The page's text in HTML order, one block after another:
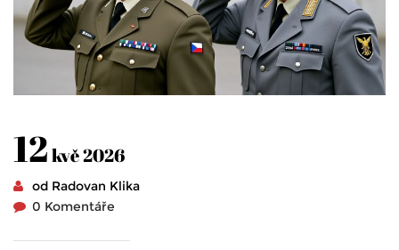
12kvě 2026
od Radovan Klika
0 Komentáře